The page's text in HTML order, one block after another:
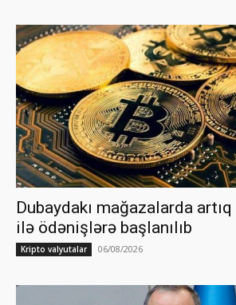
Dubaydakı mağazalarda
ilə ödənişlərə başlanılıb
Kripto valyutalar 06/08/2026